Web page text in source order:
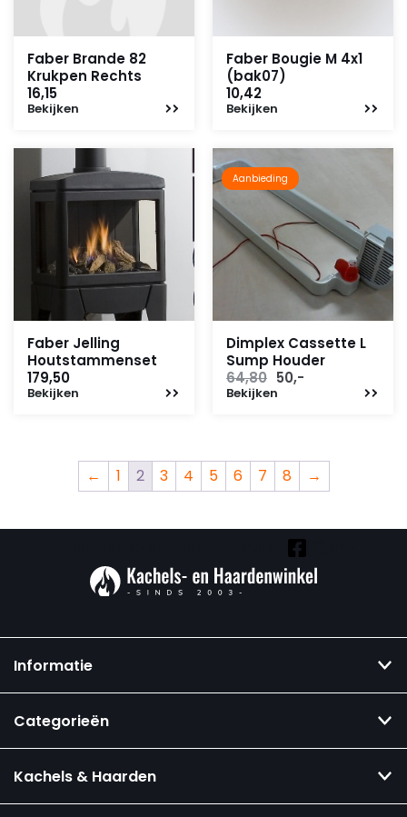
Faber Brande 82
Krukpen Rechts
16,15
Bekijken
Faber Bougie M 4x1
(bak07)
10,42
Bekijken
Faber Jelling
Houtstammenset
179,50
Bekijken
Aanbieding
Dimplex Cassette L
Sump Houder
64,80 Oorspronkelijke
prijs
50,-
Bekijken
← 1 2 3 4 5 6 7 8 →
Informatie
Categorieën
Kachels & Haarden